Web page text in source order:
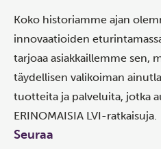
Koko historiamme ajan
innovaatioiden
tarjoaa asiakkaillemme sen,
täydellisen valikoiman
tuotteita ja palveluita, jotka
ERINOMAISIA LVI-ratkaisuja.
Seuraa